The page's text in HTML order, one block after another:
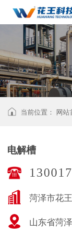
当前位置： 网站
电解槽
菏泽市花
山东省菏